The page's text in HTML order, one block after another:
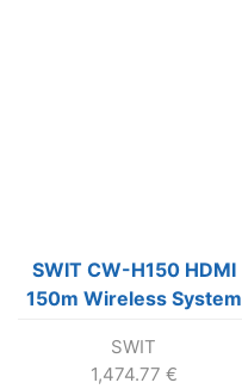
SWIT CW-H150 HDMI
150m Wireless System
SWIT
1,474.77 €